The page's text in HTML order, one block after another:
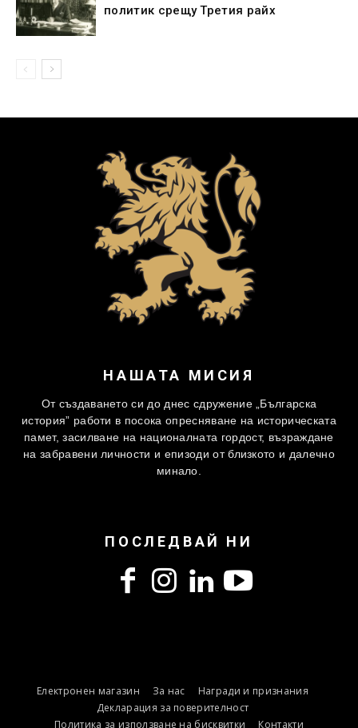
политик срещу Третия райх
НАШАТА МИСИЯ
От създаването си до днес сдружение „Българска
история” работи в посока опресняване на историческата
памет, засилване на националната гордост, възраждане
на забравени личности и епизоди от близкото и далечно
минало.
ПОСЛЕДВАЙ НИ
Електронен магазин За нас
Награди и признания
Декларация за поверителност
Политика за използване на бисквитки
Контакти